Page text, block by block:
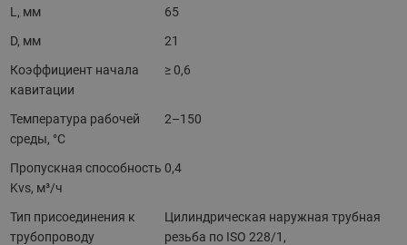
L, мм
65
D, мм
21
Коэффициент начала
кавитации
≥ 0,6
Температура рабочей
среды, °С
2–150
Пропускная способность
Kvs, м³/ч
0,4
Тип присоединения к
трубопроводу
Цилиндрическая наружная трубная
резьба по ISO 228/1,